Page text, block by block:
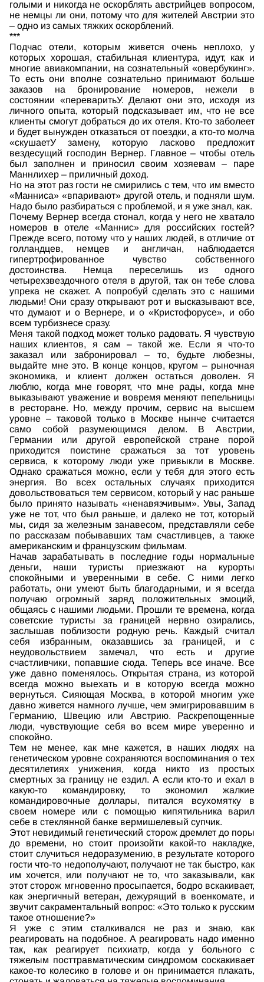
голыми и никогда не оскорблять австрийцев вопросом,
не немцы ли они, потому что для жителей Австрии это
– одно из самых тяжких оскорблений.
***
Подчас отели, которым живется очень неплохо, у
которых хорошая, стабильная клиентура, идут, как и
многие авиакомпании, на сознательный «овербукинг».
То есть они вполне сознательно принимают больше
заказов на бронирование номеров, нежели в
состоянии «переваритьУ. Делают они это, исходя из
личного опыта, который подсказывает им, что не все
клиенты смогут добраться до их отеля. Кто-то заболеет
и будет вынужден отказаться от поездки, а кто-то молча
«скушаетУ замену, которую ласково предложит
вездесущий господин Вернер. Главное – чтобы отель
был заполнен и приносил своим хозяевам – паре
Маннлихер – приличный доход.
Но на этот раз гости не смирились с тем, что им вместо
«Манниса» «впаривают» другой отель, и подняли шум.
Надо было разбираться с проблемой, и я уже знал, как.
Почему Вернер всегда стонал, когда у него не хватало
номеров в отеле «Маннис» для российских гостей?
Прежде всего, потому что у наших людей, в отличие от
голландцев, немцев и англичан, наблюдается
гипертрофированное чувство собственного
достоинства. Немца переселишь из одного
четырехзвездочного отеля в другой, так он тебе слова
упрека не скажет. А попробуй сделать это с нашими
людьми! Они сразу открывают рот и высказывают все,
что думают и о Вернере, и о «Кристофорусе», и обо
всем турбизнесе сразу.
Меня такой подход может только радовать. Я чувствую
наших клиентов, я сам – такой же. Если я что-то
заказал или забронировал – то, будьте любезны,
выдайте мне это. В конце концов, кругом – рыночная
экономика, и клиент должен остаться доволен. Я
люблю, когда мне говорят, что мне рады, когда мне
выказывают уважение и вовремя меняют пепельницы
в ресторане. Но, между прочим, сервис на высшем
уровне – таковой только в Москве нынче считается
само собой разумеющимся делом. В Австрии,
Германии или другой европейской стране порой
приходится поистине сражаться за тот уровень
сервиса, к которому люди уже привыкли в Москве.
Однако сражаться можно, если у тебя для этого есть
энергия. Во всех остальных случаях приходится
довольствоваться тем сервисом, который у нас раньше
было принято называть «ненавязчивым». Увы, Запад
уже не тот, что был раньше, и далеко не тот, который
мы, сидя за железным занавесом, представляли себе
по рассказам побывавших там счастливцев, а также
американским и французским фильмам.
Начав зарабатывать в последние годы нормальные
деньги, наши туристы приезжают на курорты
спокойными и уверенными в себе. С ними легко
работать, они умеют быть благодарными, и я всегда
получаю огромный заряд положительных эмоций,
общаясь с нашими людьми. Прошли те времена, когда
советские туристы за границей нервно озирались,
заслышав поблизости родную речь. Каждый считал
себя избранным, оказавшись за границей, и с
неудовольствием замечал, что есть и другие
счастливчики, попавшие сюда. Теперь все иначе. Все
уже давно поменялось. Открытая страна, из которой
всегда можно выехать и в которую всегда можно
вернуться. Сияющая Москва, в которой многим уже
давно живется намного лучше, чем эмигрировавшим в
Германию, Швецию или Австрию. Раскрепощенные
люди, чувствующие себя во всем мире уверенно и
спокойно.
Тем не менее, как мне кажется, в наших людях на
генетическом уровне сохраняются воспоминания о тех
десятилетиях унижения, когда никто из простых
смертных за границу не ездил. А если кто-то и ехал в
какую-то командировку, то экономил жалкие
командировочные доллары, питался всухомятку в
своем номере или с помощью кипятильника варил
себе в стеклянной банке вермишелевый супчик.
Этот невидимый генетический сторож дремлет до поры
до времени, но стоит произойти какой-то накладке,
стоит случиться недоразумению, в результате которого
гости что-то недополучают, получают не так быстро, как
им хочется, или получают не то, что заказывали, как
этот сторож мгновенно просыпается, бодро вскакивает,
как энергичный ветеран, дежурящий в военкомате, и
звучит сакраментальный вопрос: «Это только к русским
такое отношение?»
Я уже с этим сталкивался не раз и знаю, как
реагировать на подобное. А реагировать надо именно
так, как реагирует психиатр, когда у больного с
тяжелым посттравматическим синдромом соскакивает
какое-то колесико в голове и он принимается плакать,